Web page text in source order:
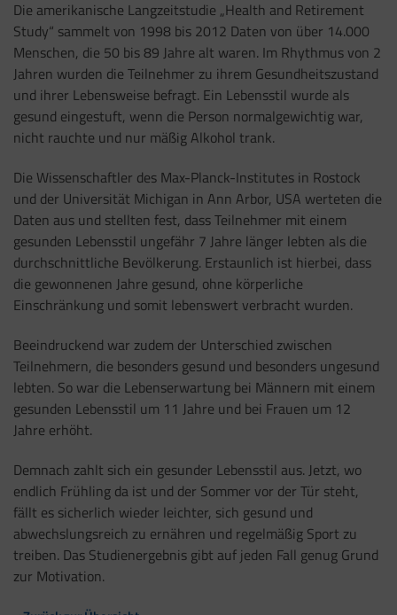
Die amerikanische Langzeitstudie „Health and Retirement
Study“ sammelt von 1998 bis 2012 Daten von über 14.000
Menschen, die 50 bis 89 Jahre alt waren. Im Rhythmus von 2
Jahren wurden die Teilnehmer zu ihrem Gesundheitszustand
und ihrer Lebensweise befragt. Ein Lebensstil wurde als
gesund eingestuft, wenn die Person normalgewichtig war,
nicht rauchte und nur mäßig Alkohol trank.
Die Wissenschaftler des Max-Planck-Institutes in Rostock
und der Universität Michigan in Ann Arbor, USA werteten die
Daten aus und stellten fest, dass Teilnehmer mit einem
gesunden Lebensstil ungefähr 7 Jahre länger lebten als die
durchschnittliche Bevölkerung. Erstaunlich ist hierbei, dass
die gewonnenen Jahre gesund, ohne körperliche
Einschränkung und somit lebenswert verbracht wurden.
Beeindruckend war zudem der Unterschied zwischen
Teilnehmern, die besonders gesund und besonders ungesund
lebten. So war die Lebenserwartung bei Männern mit einem
gesunden Lebensstil um 11 Jahre und bei Frauen um 12
Jahre erhöht.
Demnach zahlt sich ein gesunder Lebensstil aus. Jetzt, wo
endlich Frühling da ist und der Sommer vor der Tür steht,
fällt es sicherlich wieder leichter, sich gesund und
abwechslungsreich zu ernähren und regelmäßig Sport zu
treiben. Das Studienergebnis gibt auf jeden Fall genug Grund
zur Motivation.